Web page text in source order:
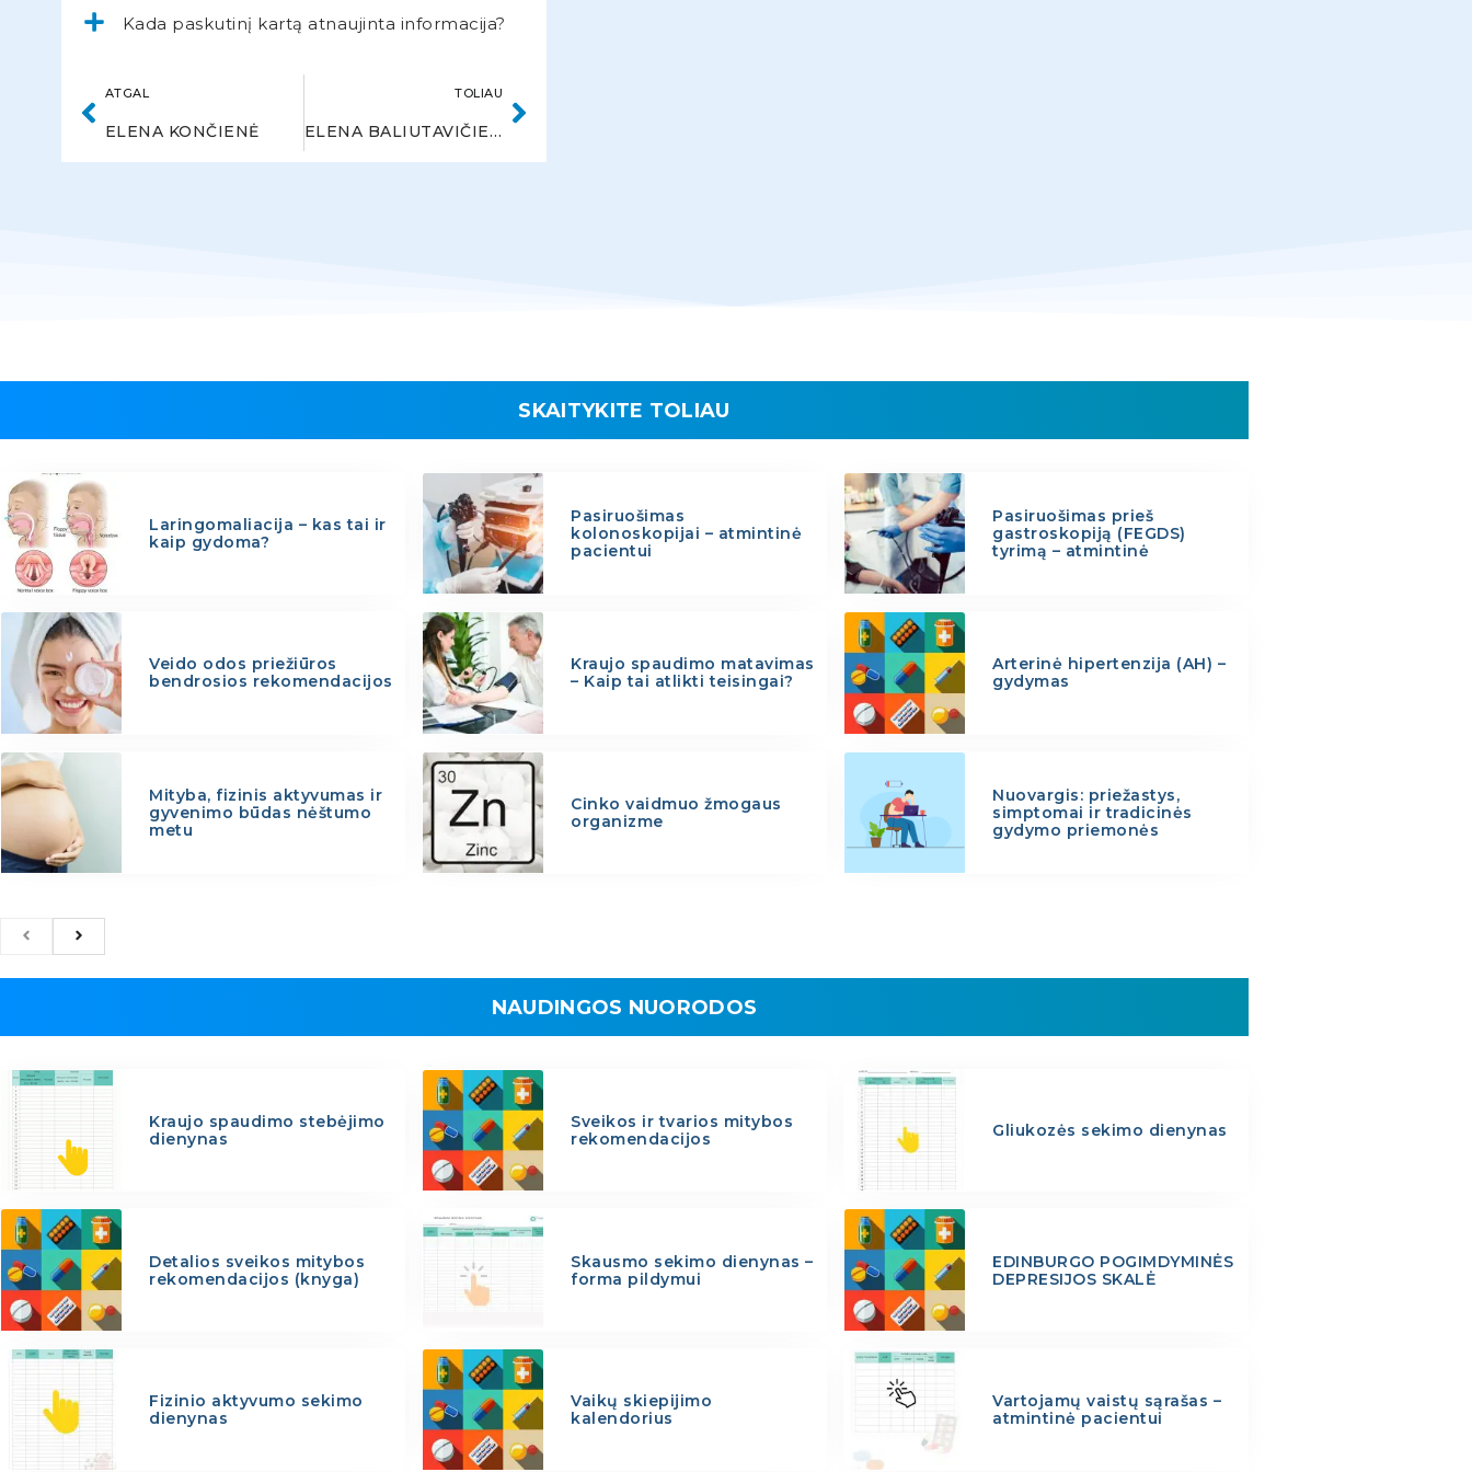
Kada paskutinį kartą atnaujinta informacija?
ATGAL
ELENA KONČIENĖ
TOLIAU
ELENA BALIUTAVIČIENĖ
SKAITYKITE TOLIAU
Laringomaliacija – kas tai ir
kaip gydoma?
Pasiruošimas
kolonoskopijai – atmintinė
pacientui
Pasiruošimas prieš
gastroskopiją (FEGDS)
tyrimą – atmintinė
Veido odos priežiūros
bendrosios rekomendacijos
Kraujo spaudimo matavimas
– Kaip tai atlikti teisingai?
Arterinė hipertenzija (AH) –
gydymas
Mityba, fizinis aktyvumas ir
gyvenimo būdas nėštumo
metu
Cinko vaidmuo žmogaus
organizme
Nuovargis: priežastys,
simptomai ir tradicinės
gydymo priemonės
NAUDINGOS NUORODOS
Kraujo spaudimo stebėjimo
dienynas
Sveikos ir tvarios mitybos
rekomendacijos
Gliukozės sekimo dienynas
Detalios sveikos mitybos
rekomendacijos (knyga)
Skausmo sekimo dienynas –
forma pildymui
EDINBURGO POGIMDYMINĖS
DEPRESIJOS SKALĖ
Fizinio aktyvumo sekimo
dienynas
Vaikų skiepijimo
kalendorius
Vartojamų vaistų sąrašas –
atmintinė pacientui